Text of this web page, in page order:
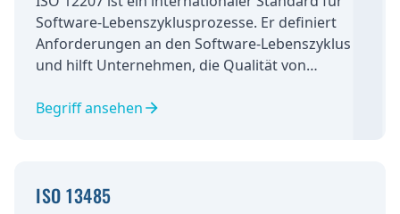
I
Software-Lebenszyklusprozesse. Er definiert
Anforderungen an den Software-Lebenszyklus
und hilft Unternehmen, die Qualität von
zu standardisieren und das Risiko von Fehlern
Begriff ansehen
ISO 13485